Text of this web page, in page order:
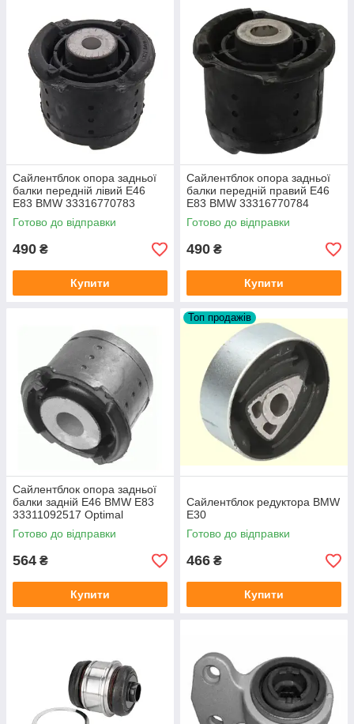
Сайлентблок опора задньої
балки передній лівий E46
E83 BMW 33316770783
Optimal Німеччина
Готово до відправки
490 ₴
Купити
Сайлентблок опора задньої
балки передній правий E46
E83 BMW 33316770784
Optimal Німеччина
Готово до відправки
490 ₴
Купити
Сайлентблок опора задньої
балки задній E46 BMW E83
33311092517 Optimal
Німеччина
Готово до відправки
564 ₴
Купити
Топ продажів
Сайлентблок редуктора BMW
E30
Готово до відправки
466 ₴
Купити